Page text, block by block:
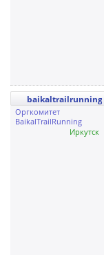
baikaltrailrunning
Оргкомитет
BaikalTrailRunning
Иркутск